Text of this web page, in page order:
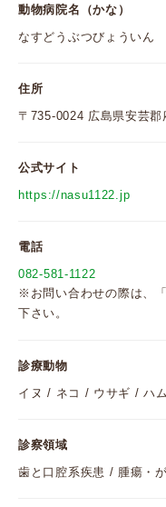
動物病院名（かな）
なすどうぶつびょういん
住所
〒735-0024 広島県安芸
公式サイト
https://nasu1122.jp
電話
082-581-1122
※お問い合わせの際は、
下さい。
診療動物
イヌ / ネコ / ウサギ / ハ
診察領域
歯と口腔系疾患 / 腫瘍・